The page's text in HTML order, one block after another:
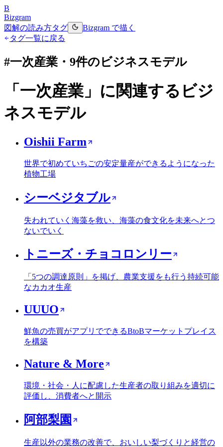
B
Bizgram
図解の読み方タグ
Bizgram で描く
タグ一覧に戻る
#一次産業 ・ 9件のビジネスモデル
「 一次産業」に関連するビジ
ネスモデル
Oishii Farm
世界で初めていちごの安定量産ができるようになった
植物工場
シーベジタブル
失われていく海藻を救い、海藻の食文化を未来へとつ
ないでいく
トニーズ・チョコロンリー
「5つの調達原則」を掲げ、農業支援をも行う持続可能
なカカオ生産
UUUO
鮮魚の売買がアプリでできるBtoBマーケットプレイス
を構築
Nature & More
環境・社会・人に配慮した生産者の取り組みを適切に
評価し、消費者へと開示
阿部梨園
生産以外の業務の改善で、おいしい梨づくりと経営の